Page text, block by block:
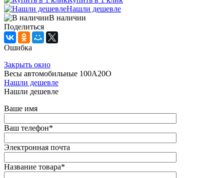
Нашли дешевле
В наличии
Поделиться
Ошибка
Закрыть окно
Весы автомобильные 100А20О
Нашли дешевле
Нашли дешевле
Ваше имя
Ваш телефон*
Электронная почта
Название товара*